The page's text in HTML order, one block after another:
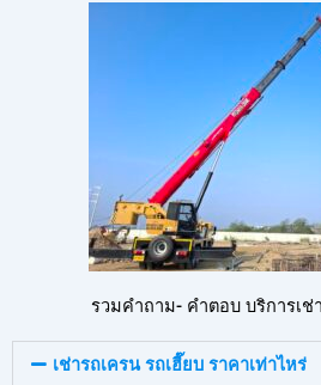
รวมคำถาม- คำตอบ บริการเช่
เช่ารถเครน รถเฮี๊ยบ ราคาเท่าไหร่